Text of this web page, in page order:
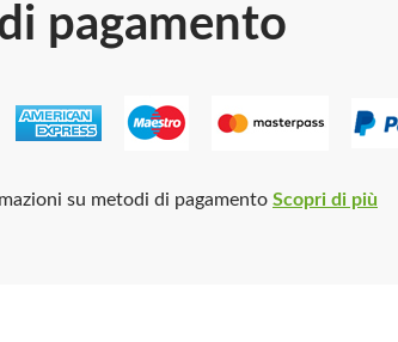
pagamento
su metodi di pagamento Scopri di più